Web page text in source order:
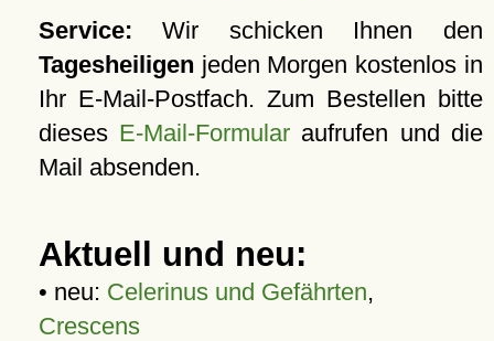
Service: Wir schicken Ihnen den
Tagesheiligen jeden Morgen kostenlos in
Ihr E-Mail-Postfach. Zum Bestellen bitte
dieses E-Mail-Formular aufrufen und die
Mail absenden.
Aktuell und neu:
• neu: Celerinus und Gefährten,
Crescens